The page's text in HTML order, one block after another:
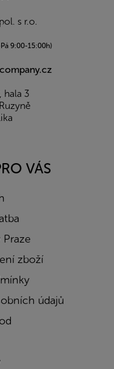
s r.o.
9:00-15:00h)
hala 3
VÁS
zboží
údajů